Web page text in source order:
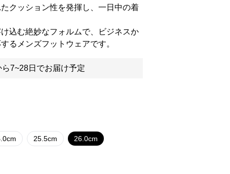
クッション性を発揮し、一日中の着
込む絶妙なフォルムで、ビジネスか
るメンズフットウェアです。
ら7~28日でお届け予定
25.5cm 26.0cm